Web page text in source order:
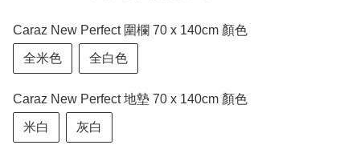
Caraz New Perfect 圍欄 70 x 140cm 顏色
全米色 全白色
Caraz New Perfect 地墊 70 x 140cm 顏色
米白 灰白